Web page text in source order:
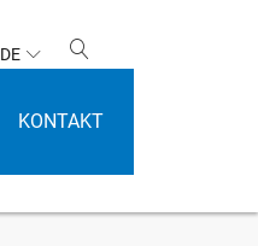
DE
KONTAKT